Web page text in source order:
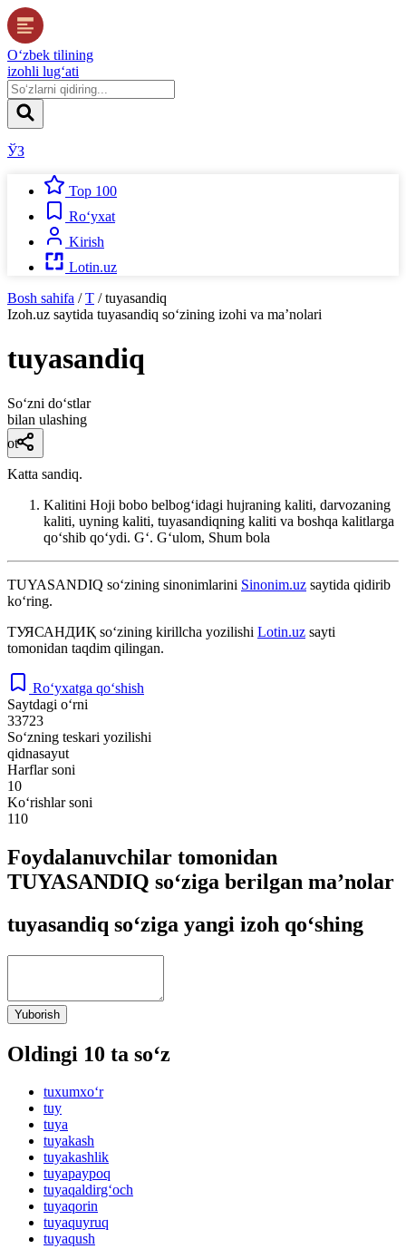
O‘zbek tilining
izohli lug‘ati
ЎЗ
Top 100
Ro‘yxat
Kirish
Lotin.uz
Bosh sahifa / T / tuyasandiq
Izoh.uz saytida tuyasandiq so‘zining izohi va ma’nolari
tuyasandiq
So‘zni do‘stlar
bilan ulashing
ot
Katta sandiq.
Kalitini Hoji bobo belbogʻidagi hujraning kaliti, darvozaning
kaliti, uyning kaliti, tuyasandiqning kaliti va boshqa kalitlarga
qoʻshib qoʻydi. Gʻ. Gʻulom, Shum bola
TUYASANDIQ so‘zining sinonimlarini Sinonim.uz saytida qidirib
ko‘ring.
ТУЯСАНДИҚ so‘zining kirillcha yozilishi Lotin.uz sayti
tomonidan taqdim qilingan.
Ro‘yxatga qo‘shish
Saytdagi o‘rni
33723
So‘zning teskari yozilishi
qidnasayut
Harflar soni
10
Ko‘rishlar soni
110
Foydalanuvchilar tomonidan
TUYASANDIQ so‘ziga berilgan ma’nolar
tuyasandiq so‘ziga yangi izoh qo‘shing
Yuborish
Oldingi 10 ta so‘z
tuxumxo‘r
tuy
tuya
tuyakash
tuyakashlik
tuyapaypoq
tuyaqaldirg‘och
tuyaqorin
tuyaquyruq
tuyaqush